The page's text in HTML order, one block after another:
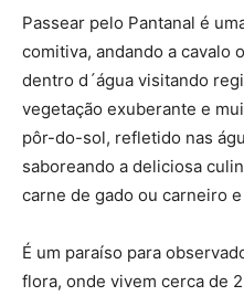
Passear pelo Pantanal é
comitiva, andando a cavalo
dentro d´água visitando
vegetação exuberante e
pôr-do-sol, refletido nas
saboreando a deliciosa
carne de gado ou carneiro
É um paraíso para
flora, onde vivem cerca de